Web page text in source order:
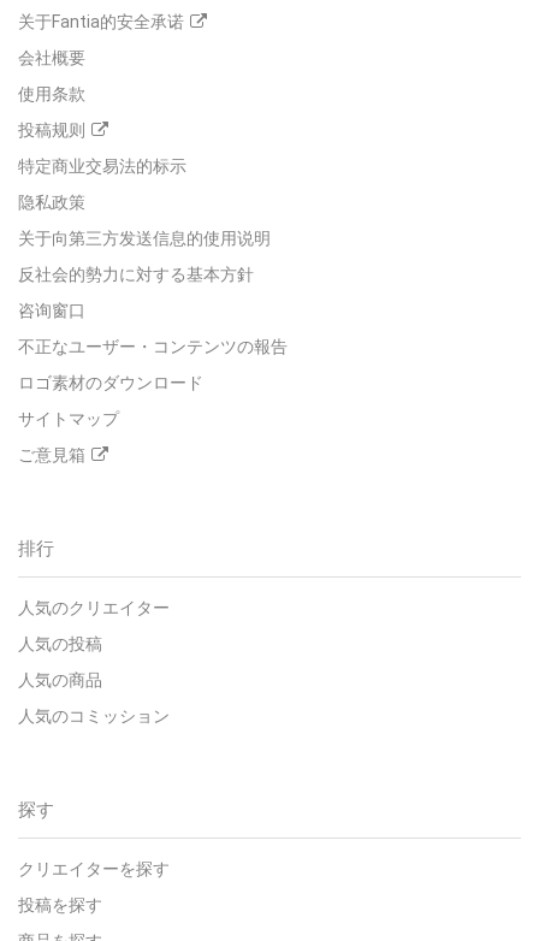
关于Fantia的安全承诺
会社概要
使用条款
投稿规则
特定商业交易法的标示
隐私政策
关于向第三方发送信息的使用说明
反社会的勢力に対する基本方針
咨询窗口
不正なユーザー・コンテンツの報告
ロゴ素材のダウンロード
サイトマップ
ご意見箱
排行
人気のクリエイター
人気の投稿
人気の商品
人気のコミッション
探す
クリエイターを探す
投稿を探す